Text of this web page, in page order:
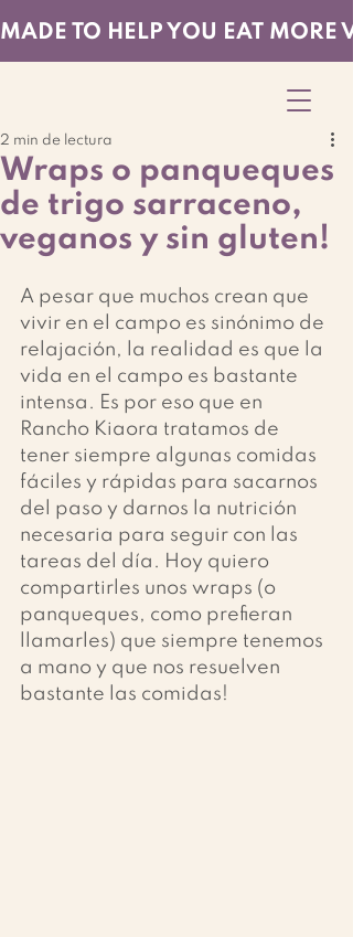
MADE TO HELP YOU EAT MORE
Wraps o panqueques
de trigo sarraceno,
veganos y sin gluten!
2 min de lectura
A pesar que muchos crean que
vivir en el campo es sinónimo de
relajación, la realidad es que la
vida en el campo es bastante
intensa. Es por eso que en
Rancho Kiaora tratamos de
tener siempre algunas comidas
fáciles y rápidas para sacarnos
del paso y darnos la nutrición
necesaria para seguir con las
tareas del día. Hoy quiero
compartirles unos wraps (o
panqueques, como prefieran
llamarles) que siempre tenemos
a mano y que nos resuelven
bastante las comidas!